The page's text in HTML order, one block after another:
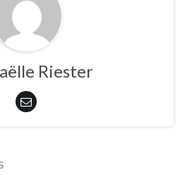
Riester